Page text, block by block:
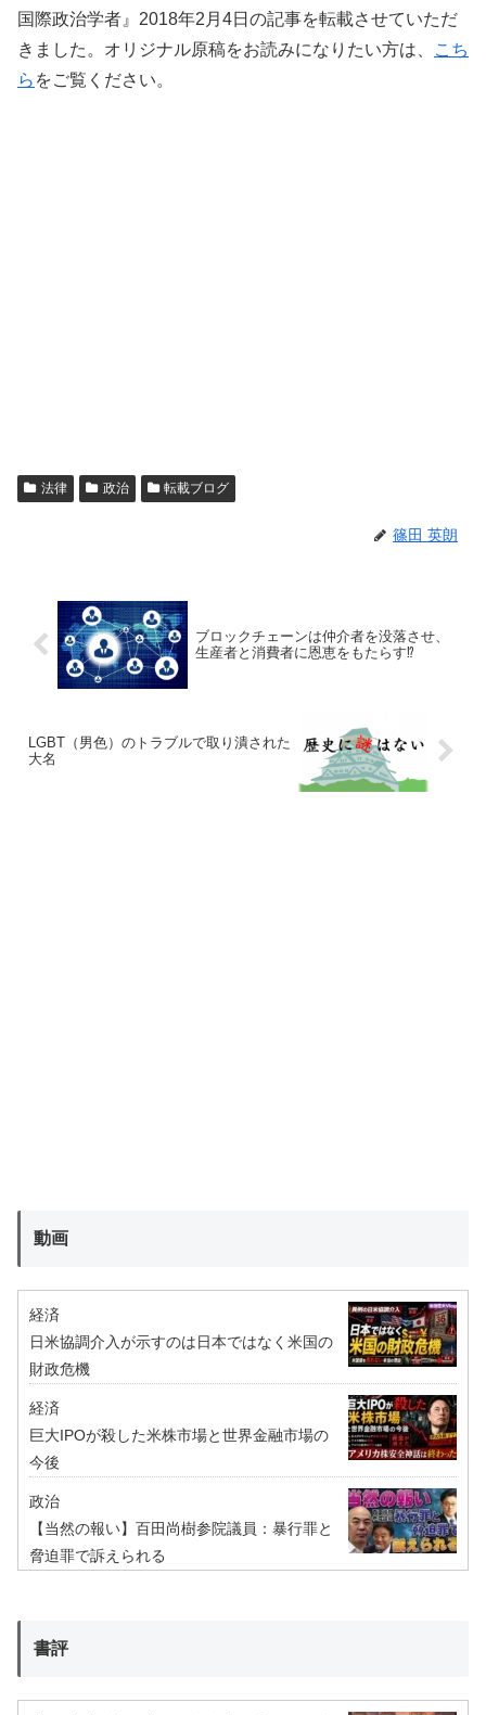
国際政治学者』2018年2月4日の記事を転載させていただ
きました。オリジナル原稿をお読みになりたい方は、
こち
ら をご覧ください。
法律 政治 転載ブログ
篠田 英朗
ブロックチェーンは仲介者を没落させ、
生産者と消費者に恩恵をもたらす⁉︎
LGBT（男色）のトラブルで取り潰された
大名
動画
経済
日米協調介入が示すのは日本ではなく米国の
財政危機
経済
巨大IPOが殺した米株市場と世界金融市場の
今後
政治
【当然の報い】百田尚樹参院議員：暴行罪と
脅迫罪で訴えられる
書評